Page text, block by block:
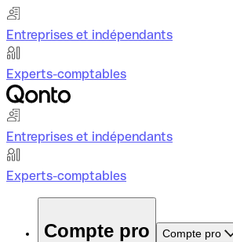
Entreprises et indépendants
Experts-comptables
Entreprises et indépendants
Experts-comptables
Compte pro Compte pro